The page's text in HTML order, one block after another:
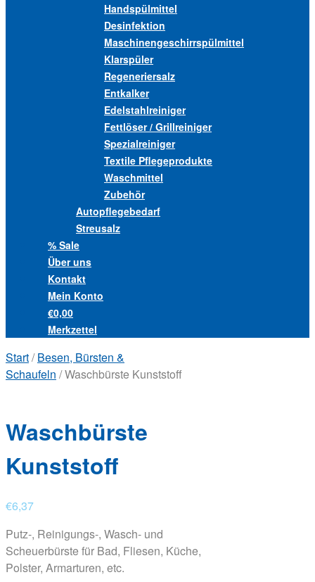
Handspülmittel
Desinfektion
Maschinengeschirrspülmittel
Klarspüler
Regeneriersalz
Entkalker
Edelstahlreiniger
Fettlöser / Grillreiniger
Spezialreiniger
Textile Pflegeprodukte
Waschmittel
Zubehör
Autopflegebedarf
Streusalz
% Sale
Über uns
Kontakt
Mein Konto
€0,00
Merkzettel
Start/Besen, Bürsten &
Schaufeln / Waschbürste Kunststoff
Waschbürste
Kunststoff
€6,37
Putz-, Reinigungs-, Wasch- und
Scheuerbürste für Bad, Fliesen, Küche,
Polster, Armarturen, etc.